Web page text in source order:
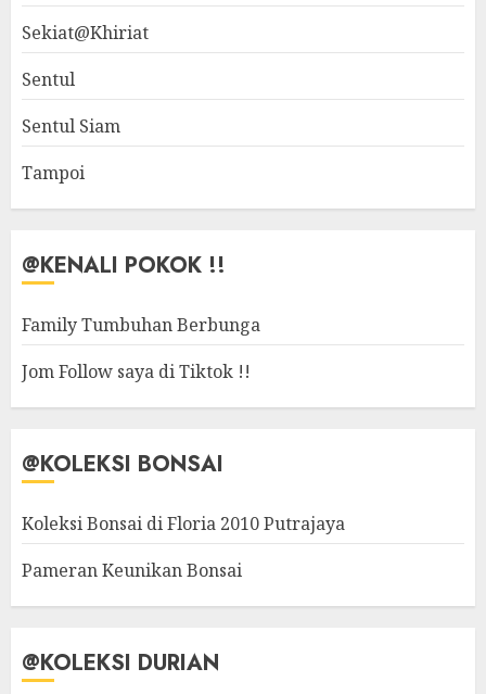
Sekiat@Khiriat
Sentul
Sentul Siam
Tampoi
@KENALI POKOK !!
Family Tumbuhan Berbunga
Jom Follow saya di Tiktok !!
@KOLEKSI BONSAI
Koleksi Bonsai di Floria 2010 Putrajaya
Pameran Keunikan Bonsai
@KOLEKSI DURIAN